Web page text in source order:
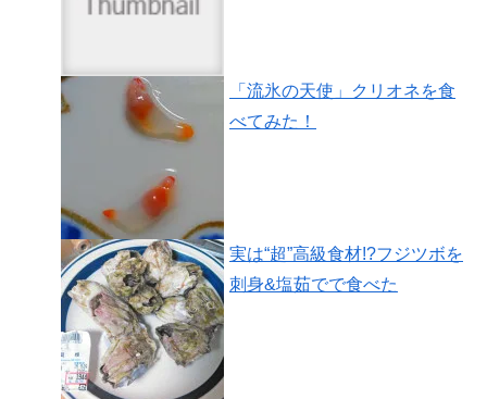
「流氷の天使」クリオネを食
べてみた！
実は“超”高級食材!?フジツボを
刺身&塩茹でで食べた